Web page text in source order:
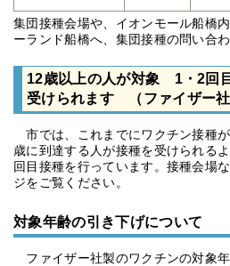
集団接種会場や、イオンモール船橋
ーランド船橋へ、集団接種の問い合
12歳以上の人が対象 1・2回
受けられます （ファイザー社
市では、これまでにワクチン接種
歳に到達する人が接種を受けられる
回目接種を行っています。接種会場
ジをご覧ください。
対象年齢の引き下げについて
ファイザー社製のワクチンの対象